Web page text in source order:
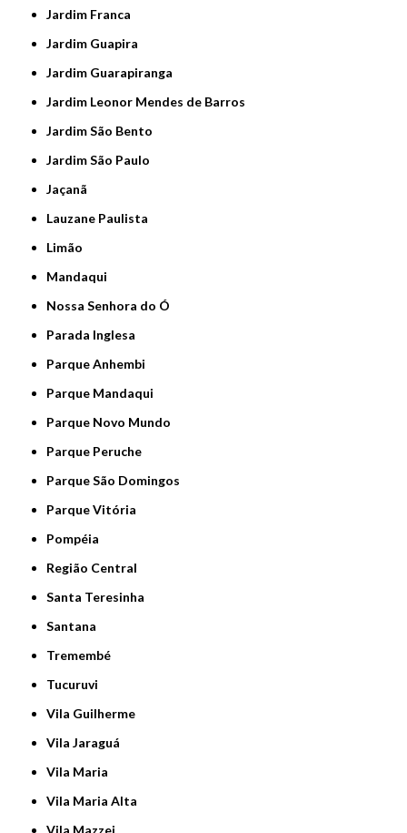
Jardim Franca
Jardim Guapira
Jardim Guarapiranga
Jardim Leonor Mendes de Barros
Jardim São Bento
Jardim São Paulo
Jaçanã
Lauzane Paulista
Limão
Mandaqui
Nossa Senhora do Ó
Parada Inglesa
Parque Anhembi
Parque Mandaqui
Parque Novo Mundo
Parque Peruche
Parque São Domingos
Parque Vitória
Pompéia
Região Central
Santa Teresinha
Santana
Tremembé
Tucuruvi
Vila Guilherme
Vila Jaraguá
Vila Maria
Vila Maria Alta
Vila Mazzei